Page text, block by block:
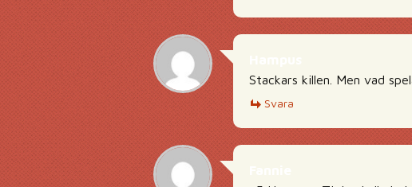
Stackars killen. Men vad
Svara